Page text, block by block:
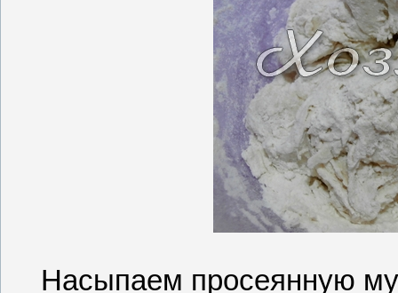
Насыпаем просеянную